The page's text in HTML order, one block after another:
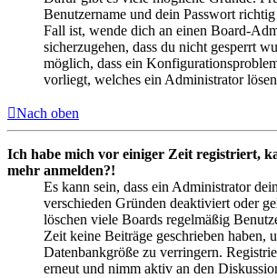
Benutzername und dein Passwort
Fall ist, wende dich an einen Board-
sicherzugehen, dass du nicht gesperrt
möglich, dass ein
vorliegt, welches ein Administrator
Nach oben
Ich habe mich vor einiger Zeit registriert,
mehr anmelden?!
Es kann sein, dass ein Administrator
verschieden Gründen deaktiviert oder
löschen viele Boards regelmäßig
Zeit keine Beiträge geschrieben haben,
Datenbankgröße zu verringern.
erneut und nimm aktiv an den